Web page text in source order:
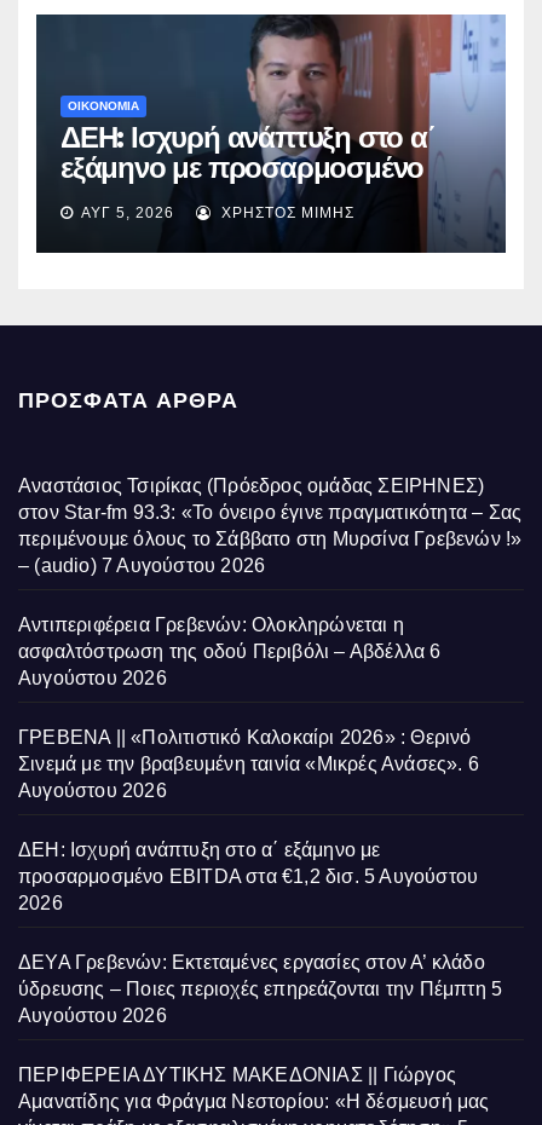
ΟΙΚΟΝΟΜΙΑ
ΔΕΗ: Ισχυρή ανάπτυξη στο α΄
εξάμηνο με προσαρμοσμένο
EBITDA στα €1,2 δισ.
ΑΥΓ 5, 2026 ΧΡΉΣΤΟΣ ΜΊΜΗΣ
ΠΡΌΣΦΑΤΑ ΆΡΘΡΑ
Αναστάσιος Τσιρίκας (Πρόεδρος ομάδας ΣΕΙΡΗΝΕΣ)
στον Star-fm 93.3: «Το όνειρο έγινε πραγματικότητα – Σας
περιμένουμε όλους το Σάββατο στη Μυρσίνα Γρεβενών !»
– (audio) 7 Αυγούστου 2026
Αντιπεριφέρεια Γρεβενών: Ολοκληρώνεται η
ασφαλτόστρωση της οδού Περιβόλι – Αβδέλλα 6
Αυγούστου 2026
ΓΡΕΒΕΝΑ || «Πολιτιστικό Καλοκαίρι 2026» : Θερινό
Σινεμά με την βραβευμένη ταινία «Μικρές Ανάσες». 6
Αυγούστου 2026
ΔΕΗ: Ισχυρή ανάπτυξη στο α΄ εξάμηνο με
προσαρμοσμένο EBITDA στα €1,2 δισ. 5 Αυγούστου
2026
ΔΕΥΑ Γρεβενών: Εκτεταμένες εργασίες στον Α’ κλάδο
ύδρευσης – Ποιες περιοχές επηρεάζονται την Πέμπτη 5
Αυγούστου 2026
ΠΕΡΙΦΕΡΕΙΑ ΔΥΤΙΚΗΣ ΜΑΚΕΔΟΝΙΑΣ || Γιώργος
Αμανατίδης για Φράγμα Νεστορίου: «Η δέσμευσή μας